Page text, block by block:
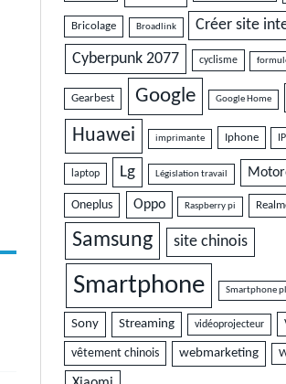
Bricolage Broadlink Créer site
Cyberpunk 2077 cyclisme
Gearbest Google Google Home
Huawei imprimante Iphone
laptop Lg Législation travail
Oneplus Oppo Raspberry pi
Samsung site chinois
Smartphone Smartphone
Sony Streaming vidéoprojecteur
vêtement chinois webmarketing